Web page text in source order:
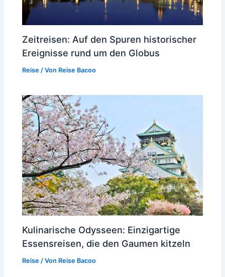
Zeitreisen: Auf den Spuren historischer
Ereignisse rund um den Globus
Reise / Von Reise Bacoo
Kulinarische Odysseen: Einzigartige
Essensreisen, die den Gaumen kitzeln
Reise / Von Reise Bacoo